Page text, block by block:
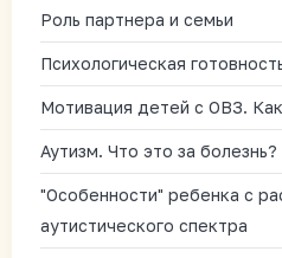
Роль партнера и семьи
Психологическая
Мотивация детей с ОВЗ. Как
Аутизм. Что это за болезнь?
"Особенности" ребенка с
аутистического спектра